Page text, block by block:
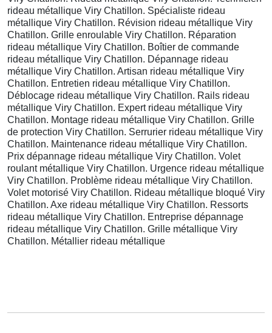
rideau métallique Viry Chatillon. Spécialiste rideau
métallique Viry Chatillon. Révision rideau métallique Viry
Chatillon. Grille enroulable Viry Chatillon. Réparation
rideau métallique Viry Chatillon. Boîtier de commande
rideau métallique Viry Chatillon. Dépannage rideau
métallique Viry Chatillon. Artisan rideau métallique Viry
Chatillon. Entretien rideau métallique Viry Chatillon.
Déblocage rideau métallique Viry Chatillon. Rails rideau
métallique Viry Chatillon. Expert rideau métallique Viry
Chatillon. Montage rideau métallique Viry Chatillon. Grille
de protection Viry Chatillon. Serrurier rideau métallique Viry
Chatillon. Maintenance rideau métallique Viry Chatillon.
Prix dépannage rideau métallique Viry Chatillon. Volet
roulant métallique Viry Chatillon. Urgence rideau métallique
Viry Chatillon. Problème rideau métallique Viry Chatillon.
Volet motorisé Viry Chatillon. Rideau métallique bloqué Viry
Chatillon. Axe rideau métallique Viry Chatillon. Ressorts
rideau métallique Viry Chatillon. Entreprise dépannage
rideau métallique Viry Chatillon. Grille métallique Viry
Chatillon. Métallier rideau métallique